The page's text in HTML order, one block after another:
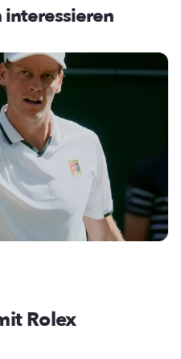
interessieren
Rolex